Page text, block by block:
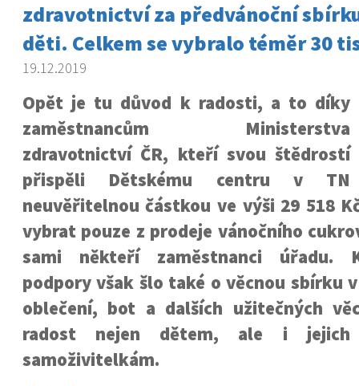
zdravotnictví za předvánoční
děti. Celkem se vybralo téměr 30
19.12.2019
Opět je tu důvod k radosti, a to díky
zaměstnancům Ministerstva
zdravotnictví ČR, kteří svou štědrostí
přispěli Dětskému centru v TN
neuvěřitelnou částkou ve výši 29 518
vybrat pouze z prodeje vánočního
sami někteří zaměstnanci úřadu.
podpory však šlo také o věcnou sbírku
oblečení, bot a dalších užitečných
radost nejen dětem, ale i jejich
samoživitelkám.